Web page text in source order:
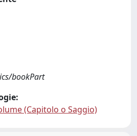
bookPart
(Capitolo o Saggio)